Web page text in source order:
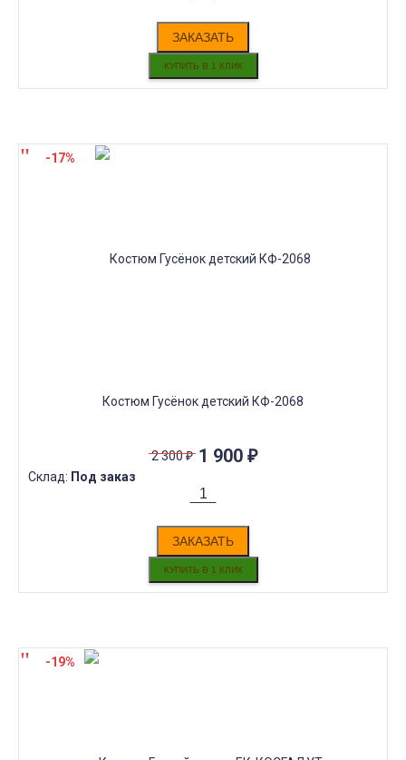
ЗАКАЗАТЬ
Костюм Гусёнок детский КФ-2068
2 300₽ 1 900 ₽
Склад: Под заказ
ЗАКАЗАТЬ
-17%
-19%